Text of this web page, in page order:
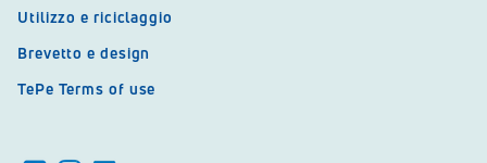
Utilizzo e riciclaggio
Brevetto e design
TePe Terms of use